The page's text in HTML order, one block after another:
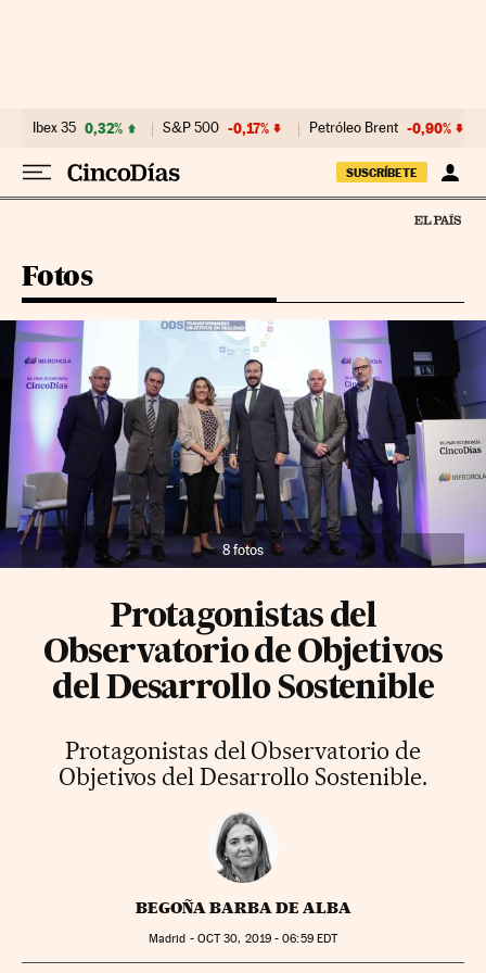
Ibex 35 0,32% S&P 500 -0,17% Petróleo Brent -0,90%
SUSCRÍBETE
Fotos
8 fotos
Protagonistas del
Observatorio de Objetivos
del Desarrollo Sostenible
Protagonistas del Observatorio de
Objetivos del Desarrollo Sostenible.
BEGOÑA BARBA DE ALBA
Madrid - OCT30, 2019 - 06:59EDT